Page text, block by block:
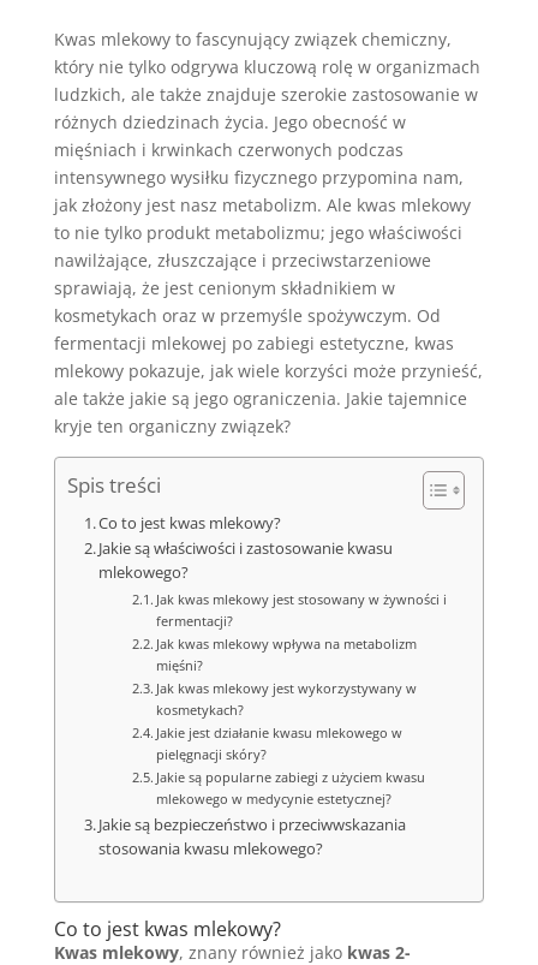
Kwas mlekowy to fascynujący związek chemiczny,
który nie tylko odgrywa kluczową rolę w organizmach
ludzkich, ale także znajduje szerokie zastosowanie w
różnych dziedzinach życia. Jego obecność w
mięśniach i krwinkach czerwonych podczas
intensywnego wysiłku fizycznego przypomina nam,
jak złożony jest nasz metabolizm. Ale kwas mlekowy
to nie tylko produkt metabolizmu; jego właściwości
nawilżające, złuszczające i przeciwstarzeniowe
sprawiają, że jest cenionym składnikiem w
kosmetykach oraz w przemyśle spożywczym. Od
fermentacji mlekowej po zabiegi estetyczne, kwas
mlekowy pokazuje, jak wiele korzyści może przynieść,
ale także jakie są jego ograniczenia. Jakie tajemnice
kryje ten organiczny związek?
Spis treści
Co to jest kwas mlekowy?
Jakie są właściwości i zastosowanie kwasu
mlekowego?
Jak kwas mlekowy jest stosowany w żywności i
fermentacji?
Jak kwas mlekowy wpływa na metabolizm
mięśni?
Jak kwas mlekowy jest wykorzystywany w
kosmetykach?
Jakie jest działanie kwasu mlekowego w
pielęgnacji skóry?
Jakie są popularne zabiegi z użyciem kwasu
mlekowego w medycynie estetycznej?
Jakie są bezpieczeństwo i przeciwwskazania
stosowania kwasu mlekowego?
Co to jest kwas mlekowy?
Kwas mlekowy, znany również jako kwas 2-